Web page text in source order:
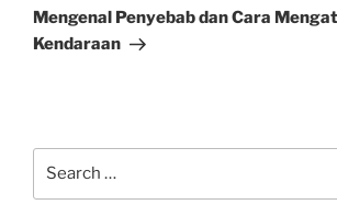
Post
Mengenal Penyebab dan Cara
Kendaraan